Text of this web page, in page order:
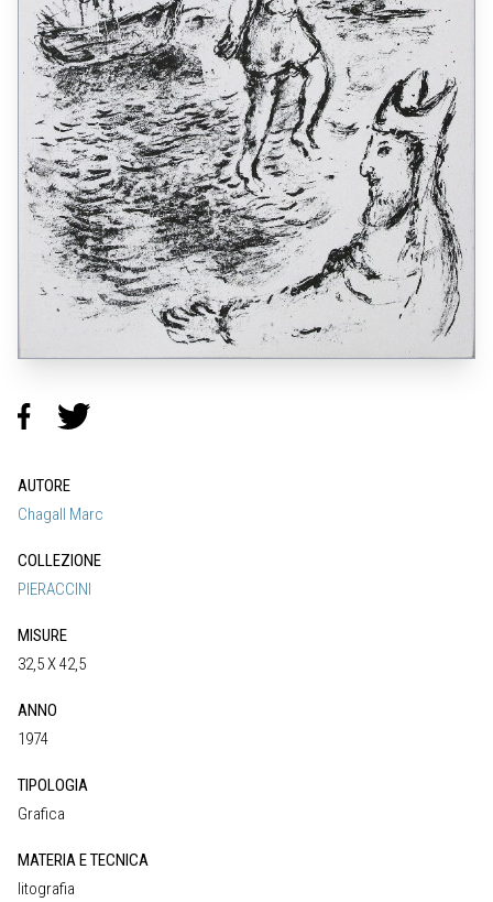
AUTORE
Chagall Marc
COLLEZIONE
PIERACCINI
MISURE
32,5 X 42,5
ANNO
1974
TIPOLOGIA
Grafica
MATERIA E TECNICA
litografia